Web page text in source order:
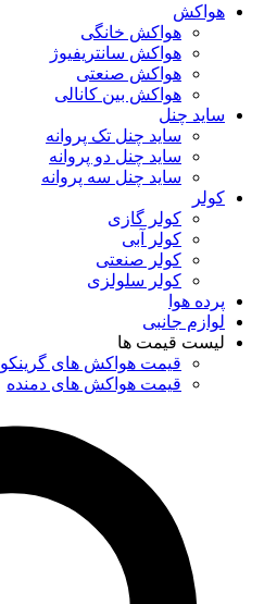
هواکش
هواکش خانگی
هواکش سانتریفیوژ
هواکش صنعتی
هواکش بین کانالی
ساید چنل
ساید چنل تک پروانه
ساید چنل دو پروانه
ساید چنل سه پروانه
کولر
کولر گازی
کولر آبی
کولر صنعتی
کولر سلولزی
پرده هوا
لوازم جانبی
لیست قیمت ها
قیمت هواکش های گرینکو
قیمت هواکش های دمنده